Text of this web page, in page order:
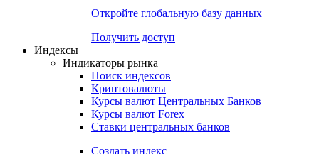
Календарь инвестора
Попробуйте7-дневный
Откройте глобальную базу данных
Получить доступ
Индикаторы рынка
Поиск индексов
Курсы валют Центральных Банков